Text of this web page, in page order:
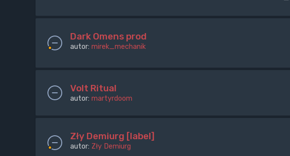
Dark Omens prod
autor: mirek_mechanik
Volt Ritual
autor: martyrdoom
Zły Demiurg [label]
autor: Zły Demiurg